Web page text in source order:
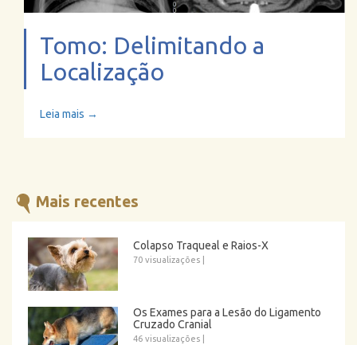
Tomo: Delimitando a
Localização
Leia mais →
Mais recentes
Colapso Traqueal e Raios-X
70 visualizações
Os Exames para a Lesão do Ligamento
Cruzado Cranial
46 visualizações